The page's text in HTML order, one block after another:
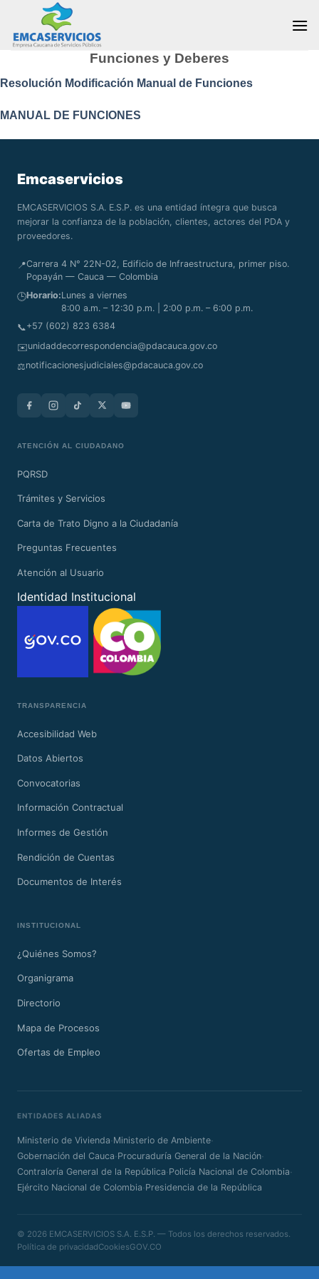
content
Funciones y Deberes
Resolución Modificación Manual de Funciones
MANUAL DE FUNCIONES
Emcaservicios
EMCASERVICIOS S.A. E.S.P. es una entidad íntegra que busca
mejorar la confianza de la población, clientes, actores del PDA y
proveedores.
📍Carrera 4 N° 22N-02, Edificio de Infraestructura, primer piso.
Popayán — Cauca — Colombia
🕒Horario:Lunes a viernes
8:00 a.m. – 12:30 p.m. | 2:00 p.m. – 6:00 p.m.
📞+57 (602) 823 6384
✉️unidaddecorrespondencia@pdacauca.gov.co
⚖️notificacionesjudiciales@pdacauca.gov.co
ATENCIÓN AL CIUDADANO
PQRSD
Trámites y Servicios
Carta de Trato Digno a la Ciudadanía
Preguntas Frecuentes
Atención al Usuario
Identidad Institucional
TRANSPARENCIA
Accesibilidad Web
Datos Abiertos
Convocatorias
Información Contractual
Informes de Gestión
Rendición de Cuentas
Documentos de Interés
INSTITUCIONAL
¿Quiénes Somos?
Organigrama
Directorio
Mapa de Procesos
Ofertas de Empleo
ENTIDADES ALIADAS
Ministerio de Vivienda·Ministerio de Ambiente·
Gobernación del Cauca·Procuraduría General de la Nación·
Contraloría General de la República·Policía Nacional de Colombia·
Ejército Nacional de Colombia·Presidencia de la República
© 2026 EMCASERVICIOS S.A. E.S.P. — Todos los derechos reservados.
Política de privacidadCookiesGOV.CO